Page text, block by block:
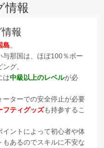
情報
報
島。
那国は、ほぼ100％ボー
グ。
は中級以上のレベルが必
ーターでの安全停止が必要
フティグッズも持参するこ
イントによって初心者や体
あるのでスキルに不安な